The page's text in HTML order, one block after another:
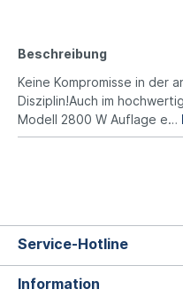
Beschreibung
Keine Kompromisse in der
Disziplin!Auch im
Modell 2800 W Auflage e…
Service-Hotline
Information